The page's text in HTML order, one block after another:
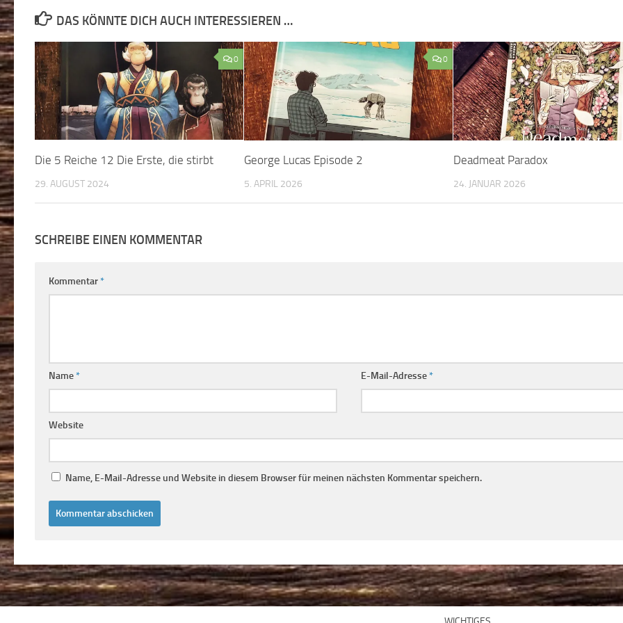
DAS KÖNNTE DICH AUCH INTERESSIEREN …
0
Die 5 Reiche 12 Die Erste, die stirbt
29. AUGUST 2024
0
George Lucas Episode 2
5. APRIL 2026
Deadmeat Paradox
24. JANUAR 2026
SCHREIBE EINEN KOMMENTAR
Kommentar*
Name* E-Mail-Adresse*
Website
Name, E-Mail-Adresse und Website in diesem Browser für meinen nächsten Kommentar speichern.